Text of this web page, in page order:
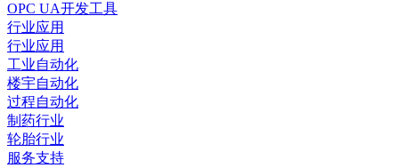
OPC UA开发工具
行业应用
行业应用
工业自动化
楼宇自动化
过程自动化
制药行业
轮胎行业
服务支持